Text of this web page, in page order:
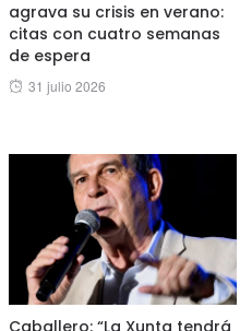
agrava su crisis en verano:
citas con cuatro semanas
de espera
Posted
31 julio 2026